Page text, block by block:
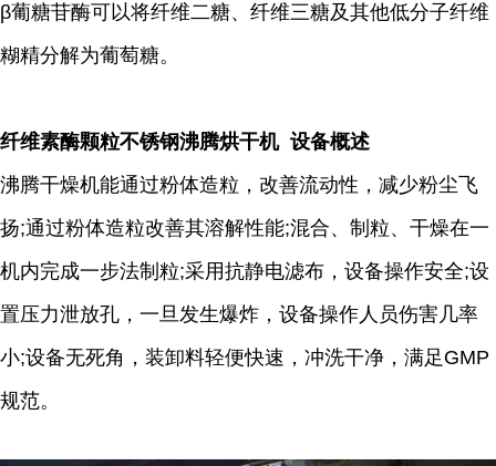
β葡糖苷酶可以将纤维二糖、纤维三糖及其他低分子纤维
糊精分解为葡萄糖。
纤维素酶颗粒不锈钢沸腾烘干机 设备概述
沸腾干燥机能通过粉体造粒，改善流动性，减少粉尘飞
扬;通过粉体造粒改善其溶解性能;混合、制粒、干燥在一
机内完成一步法制粒;采用抗静电滤布，设备操作安全;设
置压力泄放孔，一旦发生爆炸，设备操作人员伤害几率
小;设备无死角，装卸料轻便快速，冲洗干净，满足GMP
规范。